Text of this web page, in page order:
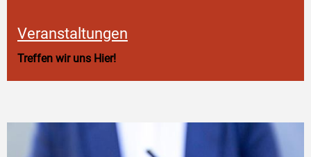
Veranstaltungen
Treffen wir uns Hier!